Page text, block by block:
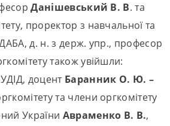
Данішевський В. В. та
проректор з навчальної та
д. н. з держ. упр., професор
також увійшли:
доцент Баранник О. Ю. –
та члени оргкомітету
України Авраменко В. В.,